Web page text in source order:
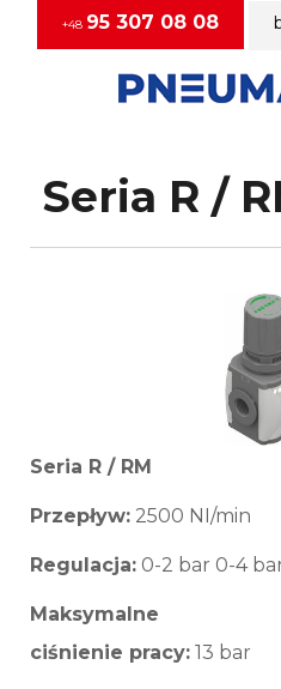
+48 95 307 08 08
Seria R /
Seria R / RM
Przepływ: 2500 NI/min
Regulacja: 0-2 bar 0-4
Maksymalne
ciśnienie pracy: 13 bar